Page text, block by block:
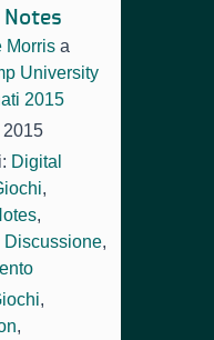
Morris a
University
2015
2015
Digital
,
,
Discussione,
,
,